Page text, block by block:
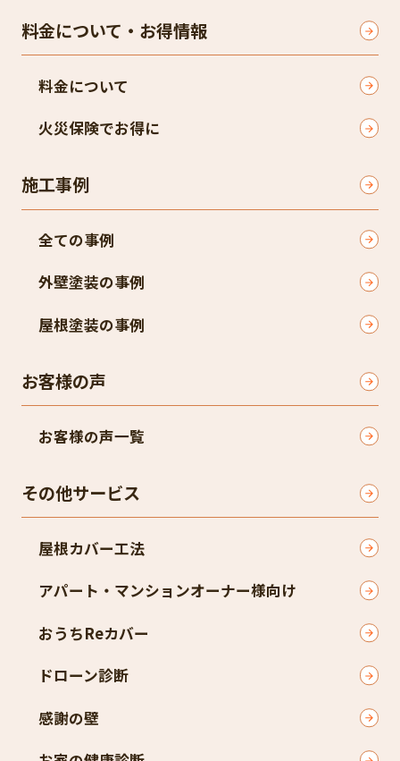
料金について・お得情報
料金について
火災保険でお得に
施工事例
全ての事例
外壁塗装の事例
屋根塗装の事例
お客様の声
お客様の声一覧
その他サービス
屋根カバー工法
アパート・マンションオーナー様向け
おうちReカバー
ドローン診断
感謝の壁